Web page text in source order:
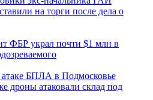
на торги после дела о
ФБР украл почти $1 млн в
БПЛА в Подмосковье
дроны атаковали склад под